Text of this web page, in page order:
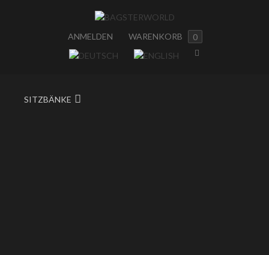
ANMELDEN WARENKORB 0
SITZBÄNKE